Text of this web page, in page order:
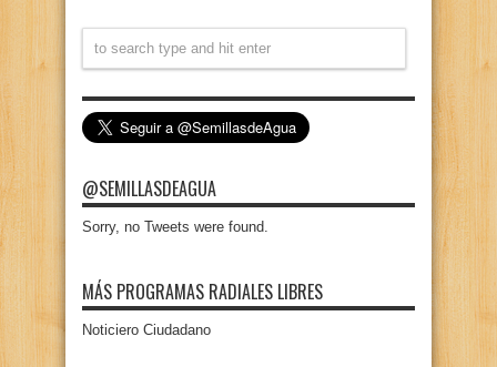
@SEMILLASDEAGUA
Sorry, no Tweets were found.
MÁS PROGRAMAS RADIALES LIBRES
Noticiero Ciudadano